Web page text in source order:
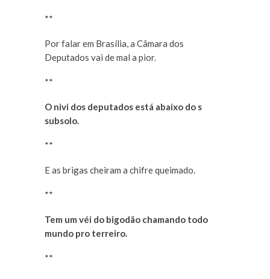
**
Por falar em Brasília, a Câmara dos
Deputados vai de mal a pior.
**
O nivi dos deputados está abaixo do s
subsolo.
**
E as brigas cheiram a chifre queimado.
**
Tem um véi do bigodão chamando todo
mundo pro terreiro.
**